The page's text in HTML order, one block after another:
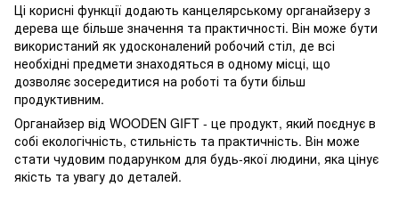
Ці корисні функції додають канцелярському органайзеру з
дерева ще більше значення та практичності. Він може бути
використаний як удосконалений робочий стіл, де всі
необхідні предмети знаходяться в одному місці, що
дозволяє зосередитися на роботі та бути більш
продуктивним.
Органайзер від WOODEN GIFT - це продукт, який поєднує в
собі екологічність, стильність та практичність. Він може
стати чудовим подарунком для будь-якої людини, яка цінує
якість та увагу до деталей.